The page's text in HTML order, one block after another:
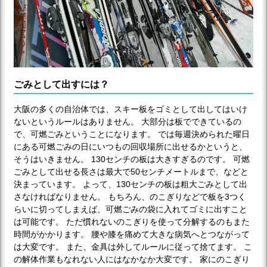
ごみとして出すには？
大阪の多くの自治体では、スキー板をゴミとして出してはいけ
ないというルールはありません。 大部分は板でできているの
で、可燃ごみということになります。 では毎週決められた曜日
にある可燃ごみの日にいつもの回収場所に出せるかというと、
そうはいきません。 130センチの板は大きすぎるのです。 可燃
ごみとして出せる長さは最大で50センチメートルまで、などと
決まっています。 よって、130センチの板は粗大ごみとして出
さなければなりません。 もちろん、のこぎりなどで板を3つく
らいに切ってしまえば、可燃ごみの袋に入れてゴミに出すこと
は可能です。 ただ慣れないのこぎりを使って分解するのもまた
時間がかかります。 腰や膝を痛めて大きな病気へとつながって
は大変です。 また、金具は外してルールに従って捨てます。 こ
の解体作業もなれない人にはなかなか大変です。 家にのこぎり